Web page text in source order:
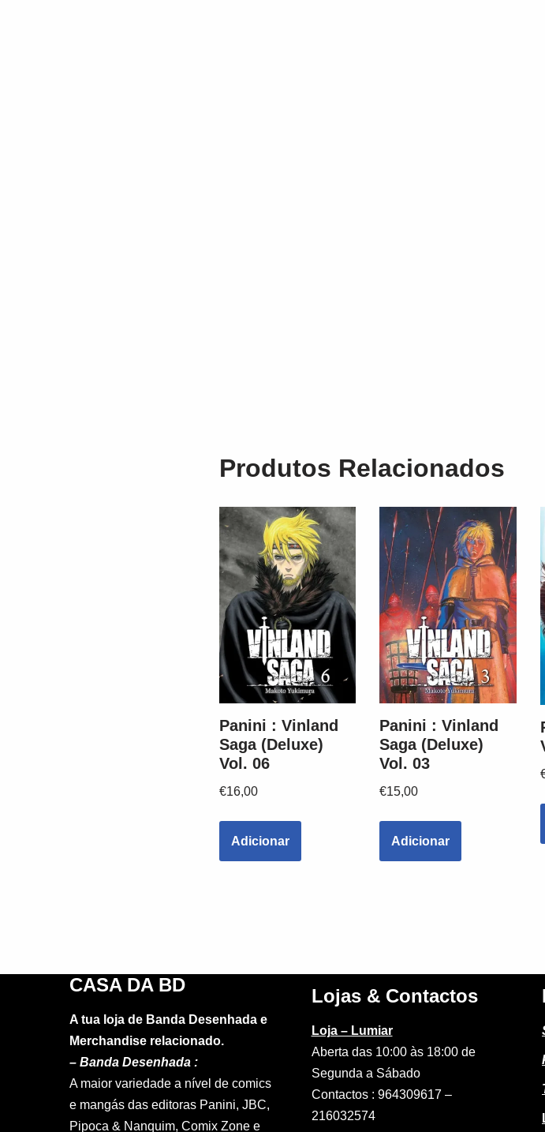
Produtos Relacionados
Panini : Vinland
Saga (Deluxe)
Vol. 06
€16,00
Adicionar
Panini : Vinland
Saga (Deluxe)
Vol. 03
€15,00
Adicionar
CASA DA BD
A tua loja de Banda Desenhada e
Merchandise relacionado.
– Banda Desenhada :
A maior variedade a nível de comics
e mangás das editoras Panini, JBC,
Pipoca & Nanquim, Comix Zone e
Lojas & Contactos
Loja – Lumiar
Aberta das 10:00 às 18:00 de
Segunda a Sábado
Contactos : 964309617 –
216032574